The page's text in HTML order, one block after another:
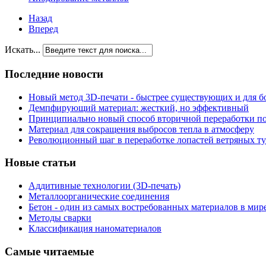
Назад
Вперед
Искать...
Последние новости
Новый метод 3D-печати - быстрее существующих и для
Демпфирующий материал: жесткий, но эффективный
Принципиально новый способ вторичной переработки
Материал для сокращения выбросов тепла в атмосферу
Революционный шаг в переработке лопастей ветряных
Новые статьи
Аддитивные технологии (3D-печать)
Металлоорганические соединения
Бетон - один из самых востребованных материалов в
Методы сварки
Классификация наноматериалов
Самые читаемые